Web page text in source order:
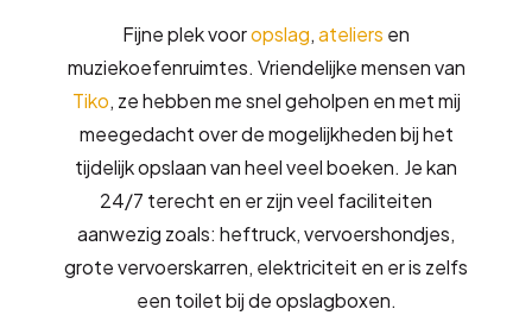
Fijne plek vooropslag,ateliers en
muziekoefenruimtes. Vriendelijke mensen van
Tiko, ze hebben me snel geholpen en met mij
meegedacht over de mogelijkheden bij het
tijdelijk opslaan van heel veel boeken. Je kan
24/7 terecht en er zijn veel faciliteiten
aanwezig zoals: heftruck, vervoershondjes,
grote vervoerskarren, elektriciteit en er is zelfs
een toilet bij de opslagboxen.